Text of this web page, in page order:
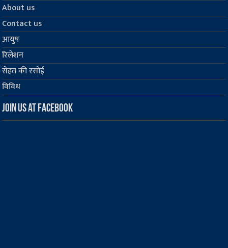
About us
Contact us
आयुष
रिलेशन
सेहत की रसोई
विविध
Join us at Facebook